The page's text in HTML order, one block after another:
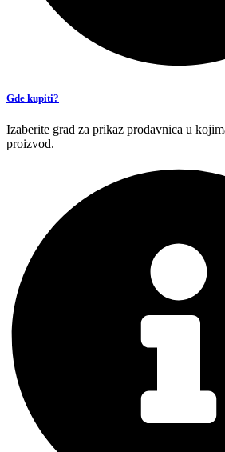
Gde kupiti?
Izaberite grad za prikaz prodavnica u
proizvod.